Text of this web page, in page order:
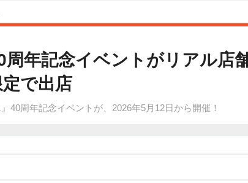
周年記念イベントがリアル店
で出店
40周年記念イベントが、2026年5月12日から開催！